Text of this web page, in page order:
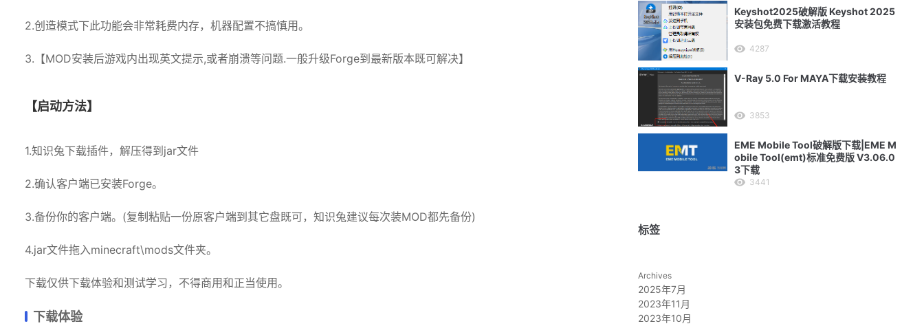
2.创造模式下此功能会非常耗费内存，机器配置不搞慎用。
3.【MOD安装后游戏内出现英文提示,或者崩溃等问题.一般升级Forge到最新版本既可解决】
【启动方法】
1.知识兔下载插件，解压得到jar文件
2.确认客户端已安装Forge。
3.备份你的客户端。(复制粘贴一份原客户端到其它盘既可，知识兔建议每次装MOD都先备份)
4.jar文件拖入minecraft\mods文件夹。
下载仅供下载体验和测试学习，不得商用和正当使用。
下载体验
Keyshot2025破解版 Keyshot 2025
安装包免费下载激活教程
4287
V-Ray 5.0 For MAYA下载安装教程
3853
EME Mobile Tool破解版下载|EME M
obile Tool(emt)标准免费版 V3.06.0
3下载
3441
标签
Archives
2025年7月
2023年11月
2023年10月